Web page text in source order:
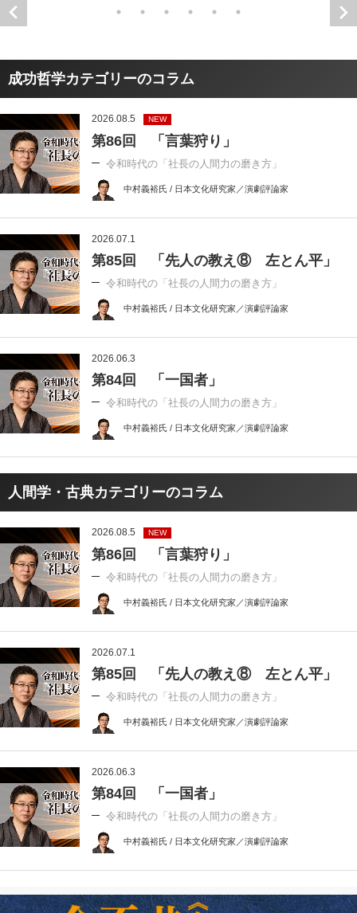
成功哲学カテゴリーのコラム
2026.08.5 NEW
第86回 「言葉狩り」
令和時代の「社長の人間力の磨き方」
中村義裕氏 / 日本文化研究家／演劇評論家
2026.07.1
第85回 「先人の教え⑧ 左とん平」
令和時代の「社長の人間力の磨き方」
中村義裕氏 / 日本文化研究家／演劇評論家
2026.06.3
第84回 「一国者」
令和時代の「社長の人間力の磨き方」
中村義裕氏 / 日本文化研究家／演劇評論家
人間学・古典カテゴリーのコラム
2026.08.5 NEW
第86回 「言葉狩り」
令和時代の「社長の人間力の磨き方」
中村義裕氏 / 日本文化研究家／演劇評論家
2026.07.1
第85回 「先人の教え⑧ 左とん平」
令和時代の「社長の人間力の磨き方」
中村義裕氏 / 日本文化研究家／演劇評論家
2026.06.3
第84回 「一国者」
令和時代の「社長の人間力の磨き方」
中村義裕氏 / 日本文化研究家／演劇評論家